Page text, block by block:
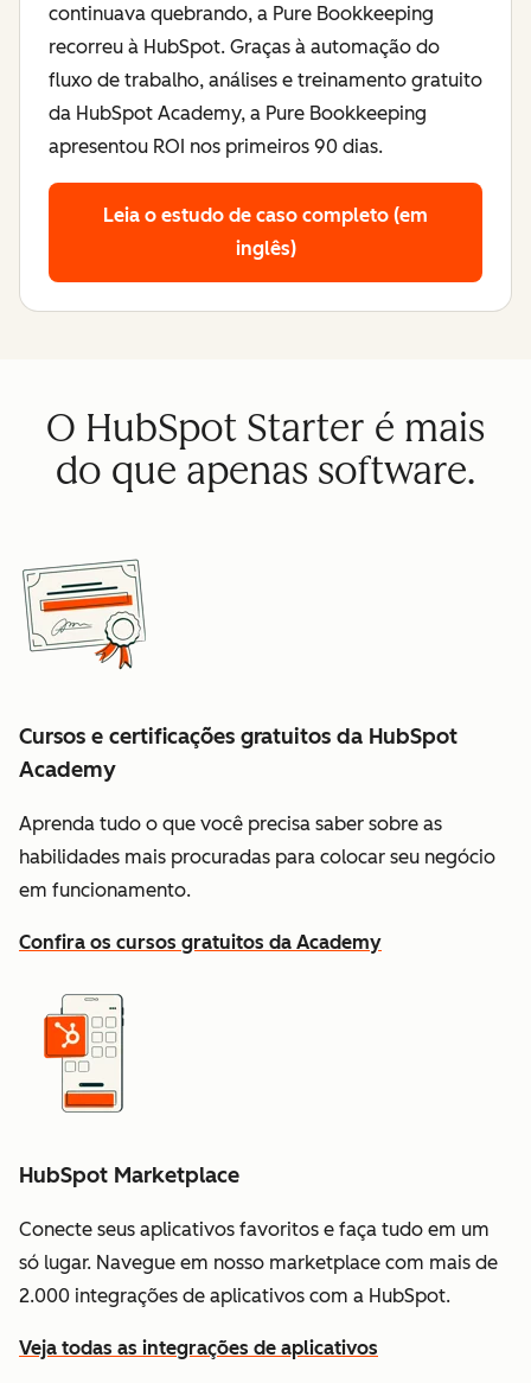
continuava quebrando, a Pure Bookkeeping
recorreu à HubSpot. Graças à automação do
fluxo de trabalho, análises e treinamento gratuito
da HubSpot Academy, a Pure Bookkeeping
apresentou ROI nos primeiros 90 dias.
Leia o estudo de caso completo (em
inglês)
O HubSpot Starter é mais
do que apenas software.
Cursos e certificações gratuitos da HubSpot
Academy
Aprenda tudo o que você precisa saber sobre as
habilidades mais procuradas para colocar seu negócio
em funcionamento.
Confira os cursos gratuitos da Academy
HubSpot Marketplace
Conecte seus aplicativos favoritos e faça tudo em um
só lugar. Navegue em nosso marketplace com mais de
2.000 integrações de aplicativos com a HubSpot.
Veja todas as integrações de aplicativos